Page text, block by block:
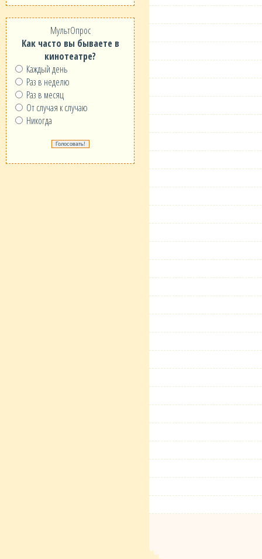
МультОпрос
Как часто вы бываете в
кинотеатре?
Каждый день
Раз в неделю
Раз в месяц
От случая к случаю
Никогда